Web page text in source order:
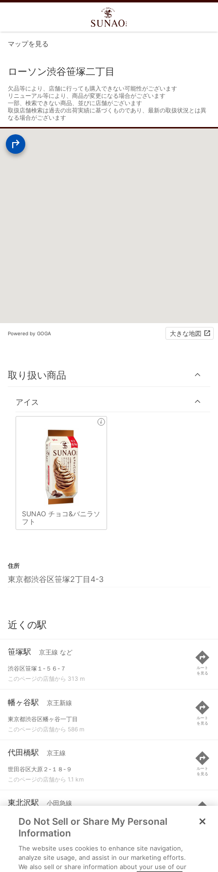
マップを見る
ローソン渋谷笹塚二丁目
欠品等により、店舗に行っても購入できない可能性がございます
リニューアル等により、商品が変更になる場合がございます
一部、検索できない商品、並びに店舗がございます
取扱店舗検索は過去の出荷実績に基づくものであり、最新の取扱状況とは異
なる場合がございます
Powered by GOGA 大きな地図
取り扱い商品
アイス
SUNAO チョコ&バニラソ
フト
住所
東京都渋谷区笹塚2丁目4-3
近くの駅
笹塚駅 京王線 など
渋谷区笹塚１-５６-７
このページの店舗から 313 m
ルート
を見る
幡ヶ谷駅 京王新線
東京都渋谷区幡ヶ谷一丁目
このページの店舗から 586 m
ルート
を見る
代田橋駅 京王線
世田谷区大原２-１８-９
このページの店舗から 1.1 km
ルート
を見る
東北沢駅 小田急線
世田谷区北沢３丁目
このページの店舗から 1.2 km
ルート
を見る
代々木上原駅 小田急線 など
渋谷区西原３丁目
Do Not Sell or Share My Personal
Information
The website uses cookies to enhance site navigation,
analyze site usage, and assist in our marketing efforts.
We also sell or share information about your use of our